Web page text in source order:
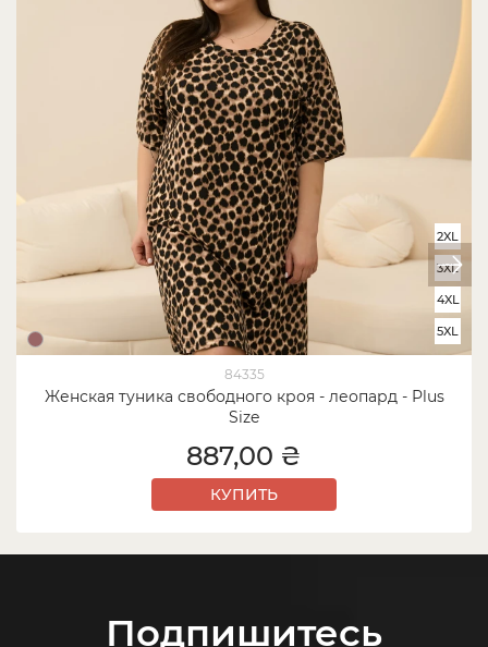
84335
Женская туника свободного кроя - леопард - Plus
Size
2XL
3XL
4XL
5XL
887,00 ₴
КУПИТЬ
Подпишитесь